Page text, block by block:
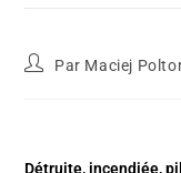
Par Maciej
Détruite, incendiée,